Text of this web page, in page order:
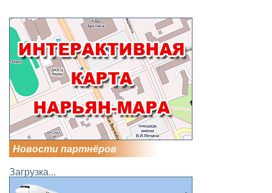
Новости партнёров
Загрузка...